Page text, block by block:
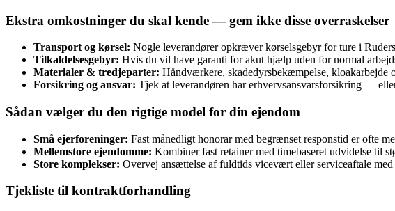
Ekstra omkostninger du skal kende — gem ikke disse overraskelser
Transport og kørsel: Nogle leverandører opkræver kørselsgebyr for ture i
Tilkaldelsesgebyr: Hvis du vil have garanti for akut hjælp uden for normal
Materialer & tredjeparter: Håndværkere, skadedyrsbekæmpelse, kloakarbejde
Forsikring og ansvar: Tjek at leverandøren har erhvervsansvarsforsikring —
Sådan vælger du den rigtige model for din ejendom
Små ejerforeninger: Fast månedligt honorar med begrænset responstid er ofte
Mellemstore ejendomme: Kombiner fast retainer med timebaseret udvidelse til
Store komplekser: Overvej ansættelse af fuldtids vicevært eller serviceaftale
Tjekliste til kontraktforhandling